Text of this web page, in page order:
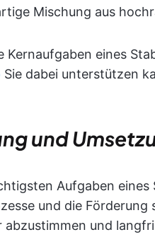
Mischung aus
Kernaufgaben eines
Sie dabei unterstützen
und
Aufgaben
und die
abzustimmen und